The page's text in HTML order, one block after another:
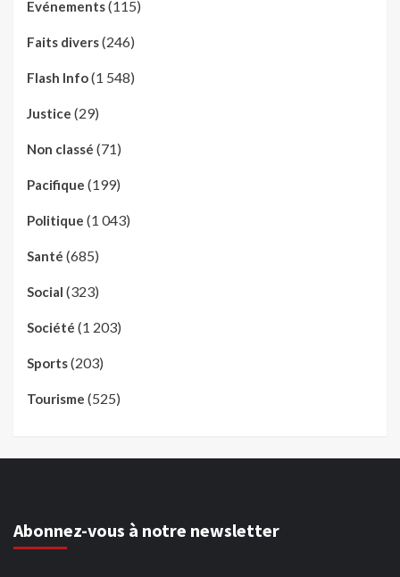
Evénements(115)
Faits divers(246)
Flash Info(1 548)
Justice (29)
Non classé (71)
Pacifique (199)
Politique (1 043)
Santé (685)
Social (323)
Société (1 203)
Sports(203)
Tourisme (525)
Abonnez-vous à notre newsletter